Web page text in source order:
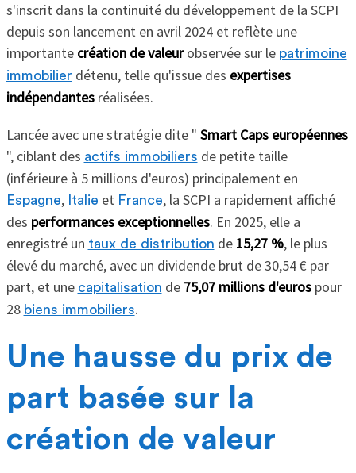
s'inscrit dans la continuité du développement de la SCPI
depuis son lancement en avril 2024 et reflète une
importante création de valeurobservée sur le patrimoine
immobilier détenu, telle qu'issue des expertises
indépendantesréalisées.
Lancée avec une stratégie dite " Smart Caps européennes
", ciblant des actifs immobiliers de petite taille
(inférieure à 5 millions d'euros) principalement en
Espagne, Italie et France, la SCPI a rapidement affiché
des performances exceptionnelles. En 2025, elle a
enregistré un taux de distribution de15,27 %, le plus
élevé du marché, avec un dividende brut de 30,54 € par
part, et une capitalisation de 75,07 millions d'eurospour
28 biens immobiliers.
Une hausse du prix de
part basée sur la
création de valeur